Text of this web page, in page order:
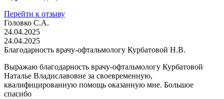
Перейти к отзыву
Головко С.А.
24.04.2025
24.04.2025
Благодарность врачу-офтальмологу Курбатовой Н.В.
Выражаю благодарность врачу-офтальмологу Курбатовой
Наталье Владиславовне за своевременную,
квалифицированную помощь оказанную мне. Большое
спасибо